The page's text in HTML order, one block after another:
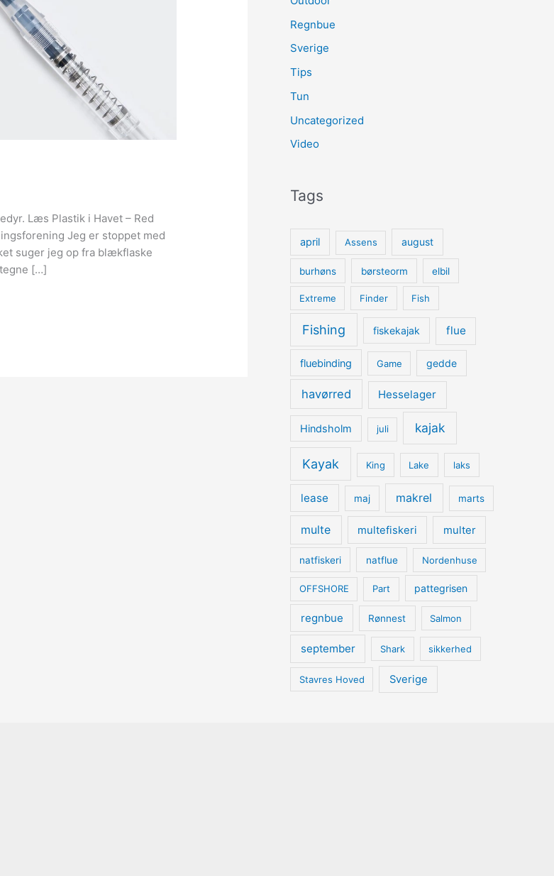
Læs Plastik i Havet – Red
Jeg er stoppet med
suger jeg op fra blækflaske
[…]
Regnbue
Sverige
Tips
Tun
Uncategorized
Video
Tags
april Assens august
burhøns børsteorm elbil
Extreme Finder Fish
Fishing fiskekajak flue
fluebinding Game gedde
havørred Hesselager
Hindsholm juli kajak
Kayak King Lake laks
lease maj makrel marts
multe multefiskeri multer
natfiskeri natflue Nordenhuse
OFFSHORE Part pattegrisen
regnbue Rønnest Salmon
september Shark sikkerhed
Stavres Hoved Sverige